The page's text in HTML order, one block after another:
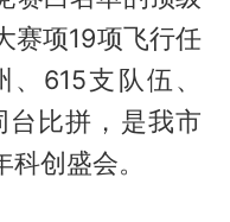
赛项19项飞行任
615支队伍、
比拼，是我市
创盛会。